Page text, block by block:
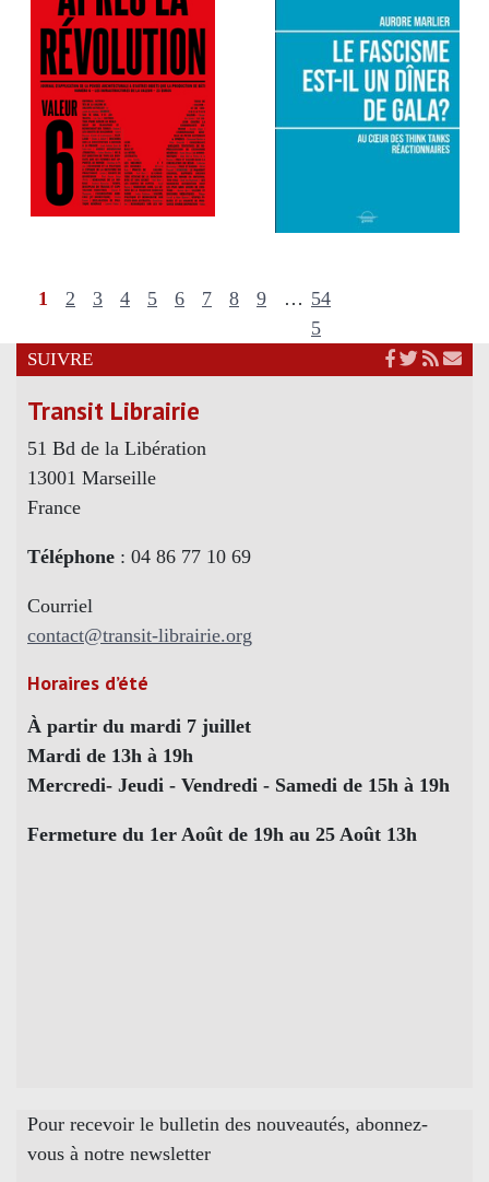
1 2 3 4 5 6 7 8 9 … 54
5
SUIVRE
Transit Librairie
51 Bd de la Libération
13001 Marseille
France
Téléphone : 04 86 77 10 69
Courriel
contact@transit-librairie.org
Horaires d’été
À partir du mardi 7 juillet
Mardi de 13h à 19h
Mercredi- Jeudi - Vendredi - Samedi de 15h à 19h
Fermeture du 1er Août de 19h au 25 Août 13h
Pour recevoir le bulletin des nouveautés, abonnez-
vous à notre newsletter